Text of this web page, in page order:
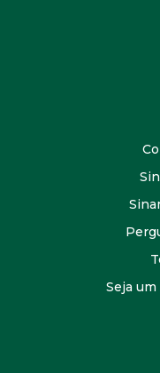
Seja